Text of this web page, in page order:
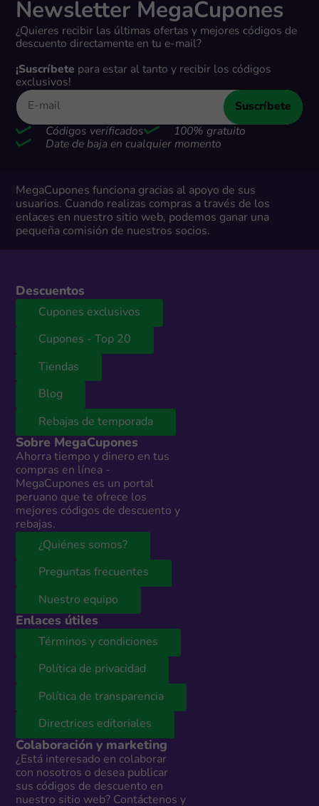
Newsletter MegaCupones
¿Quieres recibir las últimas ofertas y mejores códigos de
descuento directamente en tu e-mail?
¡Suscríbete para estar al tanto y recibir los códigos
exclusivos!
Suscríbete
Códigos verificados
100% gratuito
Date de baja en cualquier momento
MegaCupones funciona gracias al apoyo de sus
usuarios. Cuando realizas compras a través de los
enlaces en nuestro sitio web, podemos ganar una
pequeña comisión de nuestros socios.
Descuentos
Cupones exclusivos
Cupones - Top 20
Tiendas
Blog
Rebajas de temporada
Sobre MegaCupones
Ahorra tiempo y dinero en tus
compras en línea -
MegaCupones es un portal
peruano que te ofrece los
mejores códigos de descuento y
rebajas.
¿Quiénes somos?
Preguntas frecuentes
Nuestro equipo
Enlaces útiles
Términos y condiciones
Política de privacidad
Política de transparencia
Directrices editoriales
Colaboración y marketing
¿Está interesado en colaborar
con nosotros o desea publicar
sus códigos de descuento en
nuestro sitio web? Contáctenos y